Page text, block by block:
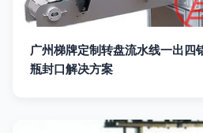
广州梯牌定制转盘流水线一出四
瓶封口解决方案